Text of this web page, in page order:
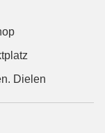
Dielen